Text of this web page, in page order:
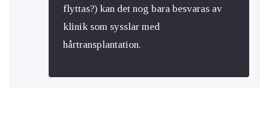
flyttas?) kan det nog bara besvaras av
klinik som sysslar med
hårtransplantation.